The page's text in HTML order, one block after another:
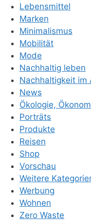
Lebensmittel
Marken
Minimalismus
Mobilität
Mode
Nachhaltig leben
Nachhaltigkeit im
News
Ökologie,
Porträts
Produkte
Reisen
Shop
Vorschau
Weitere
Werbung
Wohnen
Zero Waste